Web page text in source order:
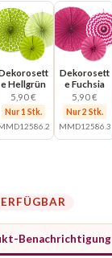
e Hellgrün
5,90 €
Nur 1 Stk.
Dekorosett
e Fuchsia
5,90 €
Nur 2 Stk.
MMD12586.3
Benachrichtigung